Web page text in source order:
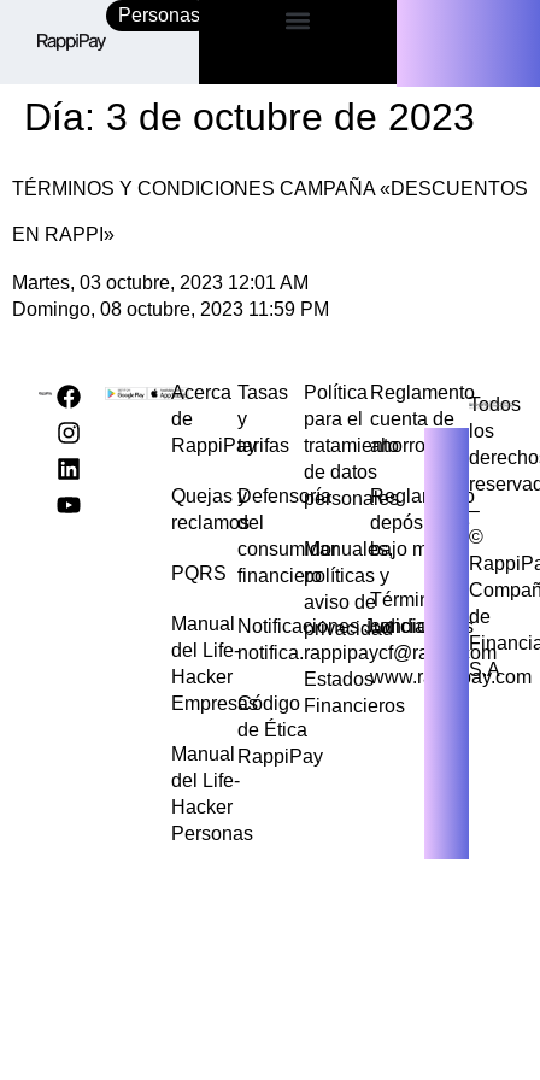
Personas Empresas
Día: 3 de octubre de 2023
TÉRMINOS Y CONDICIONES CAMPAÑA «DESCUENTOS
EN RAPPI»
Martes, 03 octubre, 2023 12:01 AM
Domingo, 08 octubre, 2023 11:59 PM
Acerca
de
RappiPay
Quejas y
reclamos
PQRS
Manual
del Life-
Hacker
Empresas
Manual
del Life-
Hacker
Personas
Tasas
y
tarifas
Defensoría
del
consumidor
financiero
Notificaciones Judiciales
notifica.rappipaycf@rappi.com
Código
de Ética
RappiPay
Política
para el
tratamiento
de datos
personales
Manuales,
políticas y
aviso de
privacidad
Estados
Financieros
Reglamento
cuenta de
ahorros
Reglamento
depósito de
bajo monto
Términos y
condiciones
www.rappipay.com
Todos
los
–
©
de
S.A